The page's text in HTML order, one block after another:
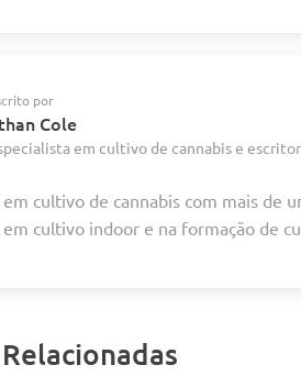
por
Cole
em cultivo de cannabis e escritor
em cultivo de cannabis com mais de
cultivo indoor e na formação de